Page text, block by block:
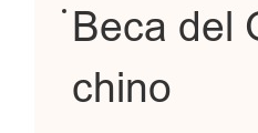
Beca del
chino